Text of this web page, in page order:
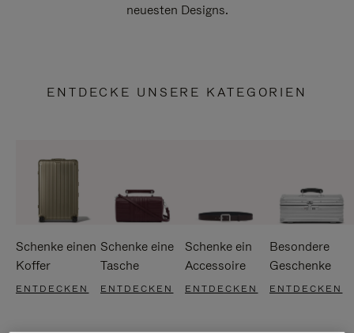
neuesten Designs.
ENTDECKE UNSERE KATEGORIEN
Schenke einen
Koffer
ENTDECKEN
Schenke eine
Tasche
ENTDECKEN
Schenke ein
Accessoire
ENTDECKEN
Besondere
Geschenke
ENTDECKEN